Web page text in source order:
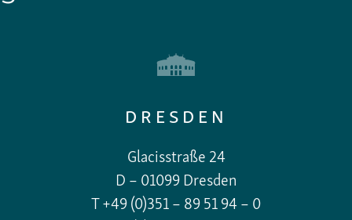
DRESDEN
Glacisstraße 24
D – 01099 Dresden
T +49 (0)351 – 89 51 94 – 0